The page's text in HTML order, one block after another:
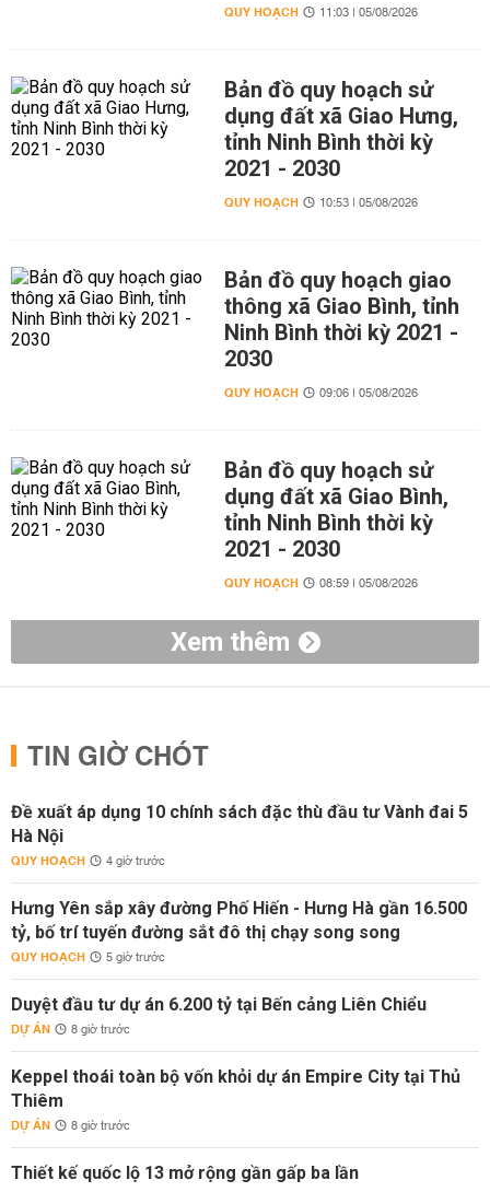
QUY HOẠCH 11:03 | 05/08/2026
Bản đồ quy hoạch sử
dụng đất xã Giao Hưng,
tỉnh Ninh Bình thời kỳ
2021 - 2030
QUY HOẠCH 10:53 | 05/08/2026
Bản đồ quy hoạch giao
thông xã Giao Bình, tỉnh
Ninh Bình thời kỳ 2021 -
2030
QUY HOẠCH 09:06 | 05/08/2026
Bản đồ quy hoạch sử
dụng đất xã Giao Bình,
tỉnh Ninh Bình thời kỳ
2021 - 2030
QUY HOẠCH 08:59 | 05/08/2026
Xem thêm
TIN GIỜ CHÓT
Đề xuất áp dụng 10 chính sách đặc thù đầu tư Vành đai 5
Hà Nội
QUY HOẠCH 4 giờ trước
Hưng Yên sắp xây đường Phố Hiến - Hưng Hà gần 16.500
tỷ, bố trí tuyến đường sắt đô thị chạy song song
QUY HOẠCH 5 giờ trước
Duyệt đầu tư dự án 6.200 tỷ tại Bến cảng Liên Chiểu
DỰ ÁN 8 giờ trước
Keppel thoái toàn bộ vốn khỏi dự án Empire City tại Thủ
Thiêm
DỰ ÁN 8 giờ trước
Thiết kế quốc lộ 13 mở rộng gần gấp ba lần